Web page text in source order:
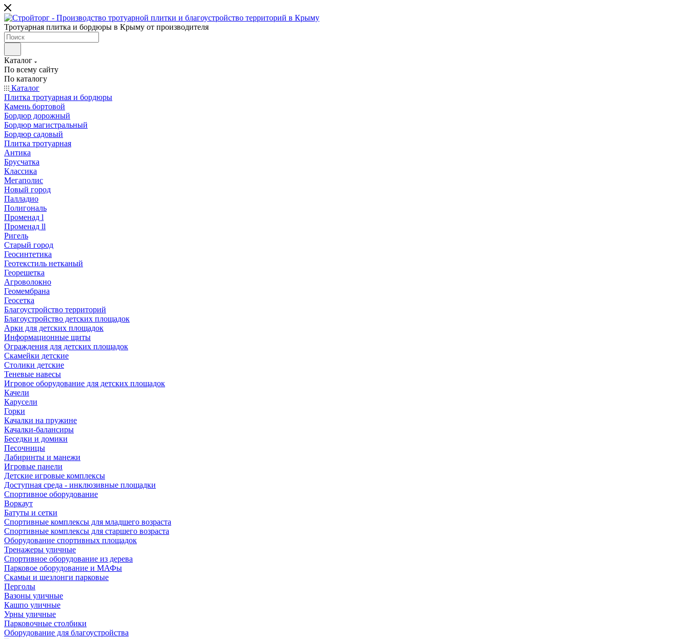
Тротуарная плитка и бордюры в Крыму от производителя
Каталог
По всему сайту
По каталогу
Каталог
Плитка тротуарная и бордюры
Камень бортовой
Бордюр дорожный
Бордюр магистральный
Бордюр садовый
Плитка тротуарная
Антика
Брусчатка
Классика
Мегаполис
Новый город
Палладио
Полигональ
Променад l
Променад ll
Ригель
Старый город
Геосинтетика
Геотекстиль нетканый
Георешетка
Агроволокно
Геомембрана
Геосетка
Благоустройство территорий
Благоустройство детских площадок
Арки для детских площадок
Информационные щиты
Ограждения для детских площадок
Скамейки детские
Столики детские
Теневые навесы
Игровое оборудование для детских площадок
Качели
Карусели
Горки
Качалки на пружине
Качалки-балансиры
Беседки и домики
Песочницы
Лабиринты и манежи
Игровые панели
Детские игровые комплексы
Доступная среда - инклюзивные площадки
Спортивное оборудование
Воркаут
Батуты и сетки
Спортивные комплексы для младшего возраста
Спортивные комплексы для старшего возраста
Оборудование спортивных площадок
Тренажеры уличные
Спортивное оборудование из дерева
Парковое оборудование и МАФы
Скамьи и шезлонги парковые
Перголы
Вазоны уличные
Кашпо уличные
Урны уличные
Парковочные столбики
Оборудование для благоустройства